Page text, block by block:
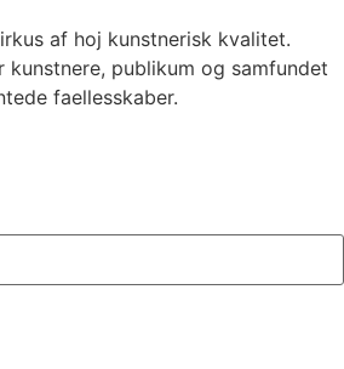
af hoj kunstnerisk kvalitet.
kunstnere, publikum og samfundet
faellesskaber.